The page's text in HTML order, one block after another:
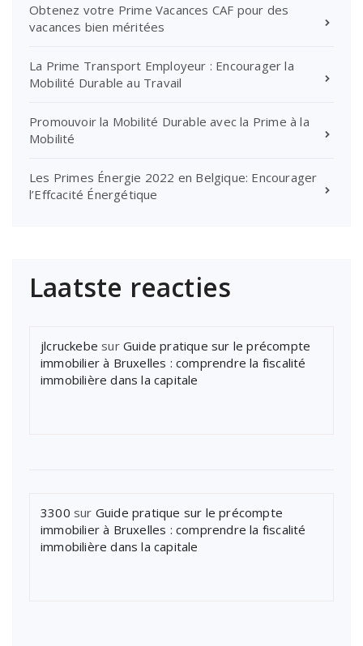
Obtenez votre Prime Vacances CAF pour des
vacances bien méritées
La Prime Transport Employeur : Encourager la
Mobilité Durable au Travail
Promouvoir la Mobilité Durable avec la Prime à la
Mobilité
Les Primes Énergie 2022 en Belgique: Encourager
l’Effcacité Énergétique
Laatste reacties
jlcruckebe sur Guide pratique sur le précompte
immobilier à Bruxelles : comprendre la fiscalité
immobilière dans la capitale
3300 sur Guide pratique sur le précompte
immobilier à Bruxelles : comprendre la fiscalité
immobilière dans la capitale